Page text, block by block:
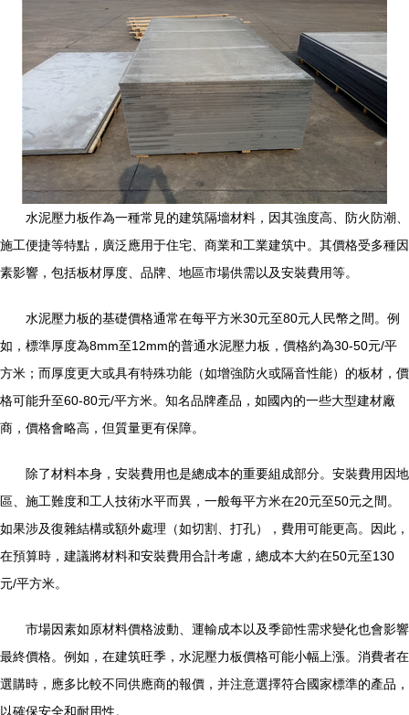
水泥壓力板作為一種常見的建筑隔墻材料，因其強度高、防火防潮、
施工便捷等特點，廣泛應用于住宅、商業和工業建筑中。其價格受多種因
素影響，包括板材厚度、品牌、地區市場供需以及安裝費用等。
水泥壓力板的基礎價格通常在每平方米30元至80元人民幣之間。例
如，標準厚度為8mm至12mm的普通水泥壓力板，價格約為30-50元/平
方米；而厚度更大或具有特殊功能（如增強防火或隔音性能）的板材，價
格可能升至60-80元/平方米。知名品牌產品，如國內的一些大型建材廠
商，價格會略高，但質量更有保障。
除了材料本身，安裝費用也是總成本的重要組成部分。安裝費用因地
區、施工難度和工人技術水平而異，一般每平方米在20元至50元之間。
如果涉及復雜結構或額外處理（如切割、打孔），費用可能更高。因此，
在預算時，建議將材料和安裝費用合計考慮，總成本大約在50元至130
元/平方米。
市場因素如原材料價格波動、運輸成本以及季節性需求變化也會影響
最終價格。例如，在建筑旺季，水泥壓力板價格可能小幅上漲。消費者在
選購時，應多比較不同供應商的報價，并注意選擇符合國家標準的產品，
以確保安全和耐用性。